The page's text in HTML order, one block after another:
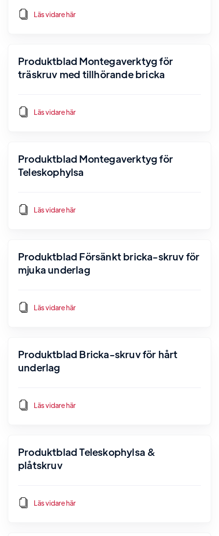
Läs vidare här
Produktblad Montegaverktyg för
träskruv med tillhörande bricka
Läs vidare här
Produktblad Montegaverktyg för
Teleskophylsa
Läs vidare här
Produktblad Försänkt bricka-skruv för
mjuka underlag
Läs vidare här
Produktblad Bricka-skruv för hårt
underlag
Läs vidare här
Produktblad Teleskophylsa &
plåtskruv
Läs vidare här